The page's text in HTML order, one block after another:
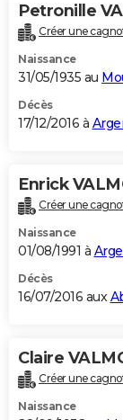
Petronille
Créer une
Naissance
31/05/1935 au
Décès
17/12/2016 à
Enrick
Créer une
Naissance
01/08/1991 à
Décès
16/07/2016 aux
Claire
Créer une
Naissance